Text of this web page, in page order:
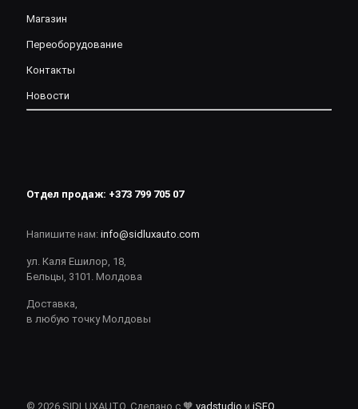
Магазин
Переоборудование
Контакты
Новости
Отдел продаж: +373 799 705 07
Напишите нам: info@sidluxauto.com
ул. Каля Ешилор, 18,
Бельцы, 3101. Молдова
Доставка,
в любую точку Молдовы
© 2026 SIDLUXAUTO. Сделано с 🧡 vadstudio и iSEO